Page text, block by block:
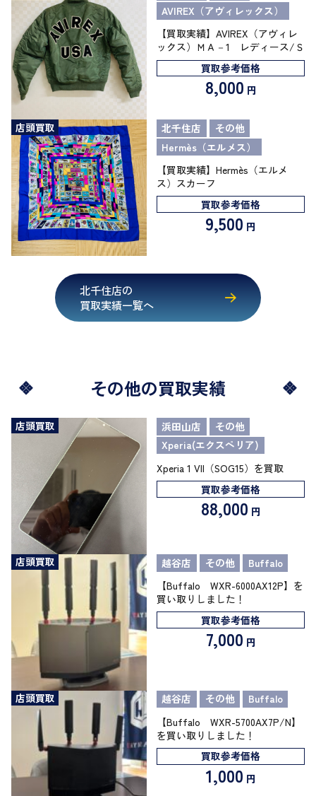
AVIREX（アヴィレックス）
【買取実績】AVIREX（アヴィレ
ックス）ＭＡ－1 レディース/Ｓ
買取参考価格
8,000 円
店頭買取 北千住店
その他
Hermès（エルメス）
【買取実績】Hermès（エルメ
ス）スカーフ
買取参考価格
9,500 円
北千住店の
買取実績一覧へ
その他の買取実績
店頭買取 浜田山店
その他
Xperia(エクスペリア)
Xperia 1 VII（SOG15）を買取
買取参考価格
88,000 円
店頭買取 越谷店 その他
Buffalo
【Buffalo WXR-6000AX12P】を
買い取りしました！
買取参考価格
7,000 円
店頭買取 越谷店 その他
Buffalo
【Buffalo WXR-5700AX7P/N】
を買い取りしました！
買取参考価格
1,000 円